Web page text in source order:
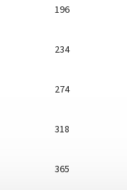
196
234
274
318
365